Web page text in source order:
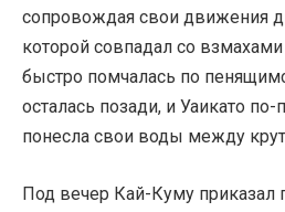
сопровождая свои движения
которой совпадал со
быстро помчалась по
осталась позади, и Уаикато
понесла свои воды между
Под вечер Кай-Куму приказал